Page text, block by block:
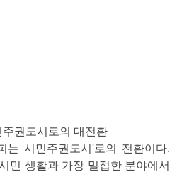
권도시로의 대전환
는 시민주권도시'로의 전환이다.
민 생활과 가장 밀접한 분야에서